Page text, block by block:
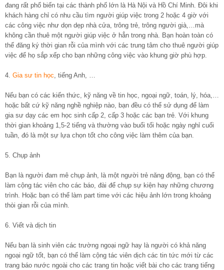
đang rất phổ biến tại các thành phố lớn là Hà Nội và Hồ Chí Minh. Đôi khi
khách hàng chỉ có nhu cầu tìm người giúp việc trong 2 hoặc 4 giờ với
các công việc như dọn dẹp nhà cửa, trông trẻ, trông người già,…mà
không cần thuê một người giúp việc ở hẳn trong nhà. Bạn hoàn toàn có
thể đăng ký thời gian rỗi của mình với các trung tâm cho thuê người giúp
việc để họ sắp xếp cho bạn những công việc vào khung giờ phù hợp.
4. Gia sư tin học, tiếng Anh, …
Nếu bạn có các kiến thức, kỹ năng về tin học, ngoại ngữ, toán, lý, hóa,…
hoặc bất cứ kỹ năng nghề nghiệp nào, bạn đều có thể sử dụng để làm
gia sư dạy các em học sinh cấp 2, cấp 3 hoặc các bạn trẻ. Với khung
thời gian khoảng 1,5-2 tiếng và thường vào buổi tối hoặc ngày nghỉ cuối
tuần, đó là một sự lựa chọn tốt cho công việc làm thêm của bạn.
5. Chụp ảnh
Bạn là người đam mê chụp ảnh, là một người trẻ năng động, bạn có thể
làm cộng tác viên cho các báo, đài để chụp sự kiện hay những chương
trình. Hoặc bạn có thể làm part time với các hiệu ảnh lớn trong khoảng
thòi gian rỗi của mình.
6. Viết và dịch tin
Nếu bạn là sinh viên các trường ngoại ngữ hay là người có khả năng
ngoại ngữ tốt, bạn có thể làm cộng tác viên dịch các tin tức mới từ các
trang báo nước ngoài cho các trang tin hoặc viết bài cho các trang tiếng